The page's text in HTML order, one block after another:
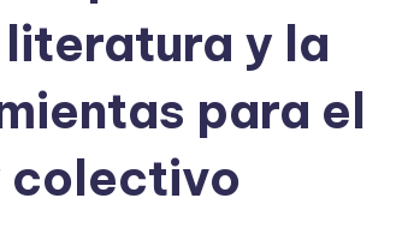
y la
para el
colectivo